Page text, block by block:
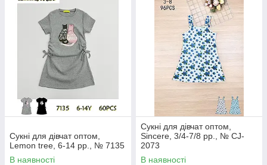
Сукні для дівчат оптом,
Lemon tree, 6-14 рр., № 7135
В наявності
Сукні для дівчат оптом,
Sincere, 3/4-7/8 рр., № CJ-
2073
В наявності